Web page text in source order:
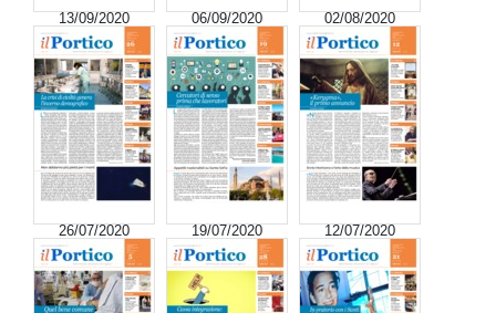
13/09/2020 06/09/2020 02/08/2020
26/07/2020 19/07/2020 12/07/2020